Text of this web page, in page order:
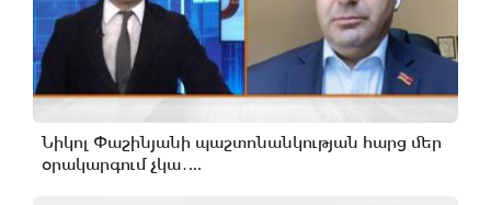
Նիկոլ Փաշինյանի պաշտոնանկության հարց մեր
օրակարգում չկա․...